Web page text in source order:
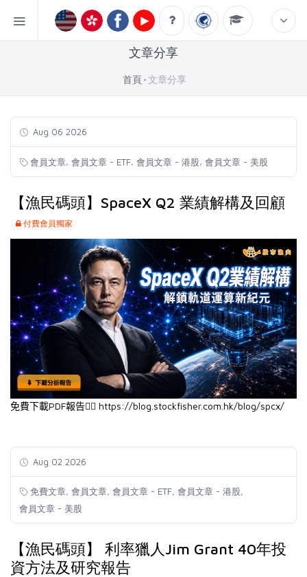
文章分享
首頁 文章分享
Aug 06 2026
會員文章, 會員文章 - ETF, 會員文章 - 港股, 會員文章 - 美股
【漁民碼頭】SpaceX Q2 業績解構及回顧
付費會員獨家
免費下載PDF報告👉🏻 https://blog.stockfisher.com.hk/blog/spcx/
Aug 02 2026
免費文章 會員文章 會員文章 - ETF 會員文章 - 港股
會員文章 - 美股
【漁民碼頭】 利率獵人Jim Grant 40年投
資方法及研究報告